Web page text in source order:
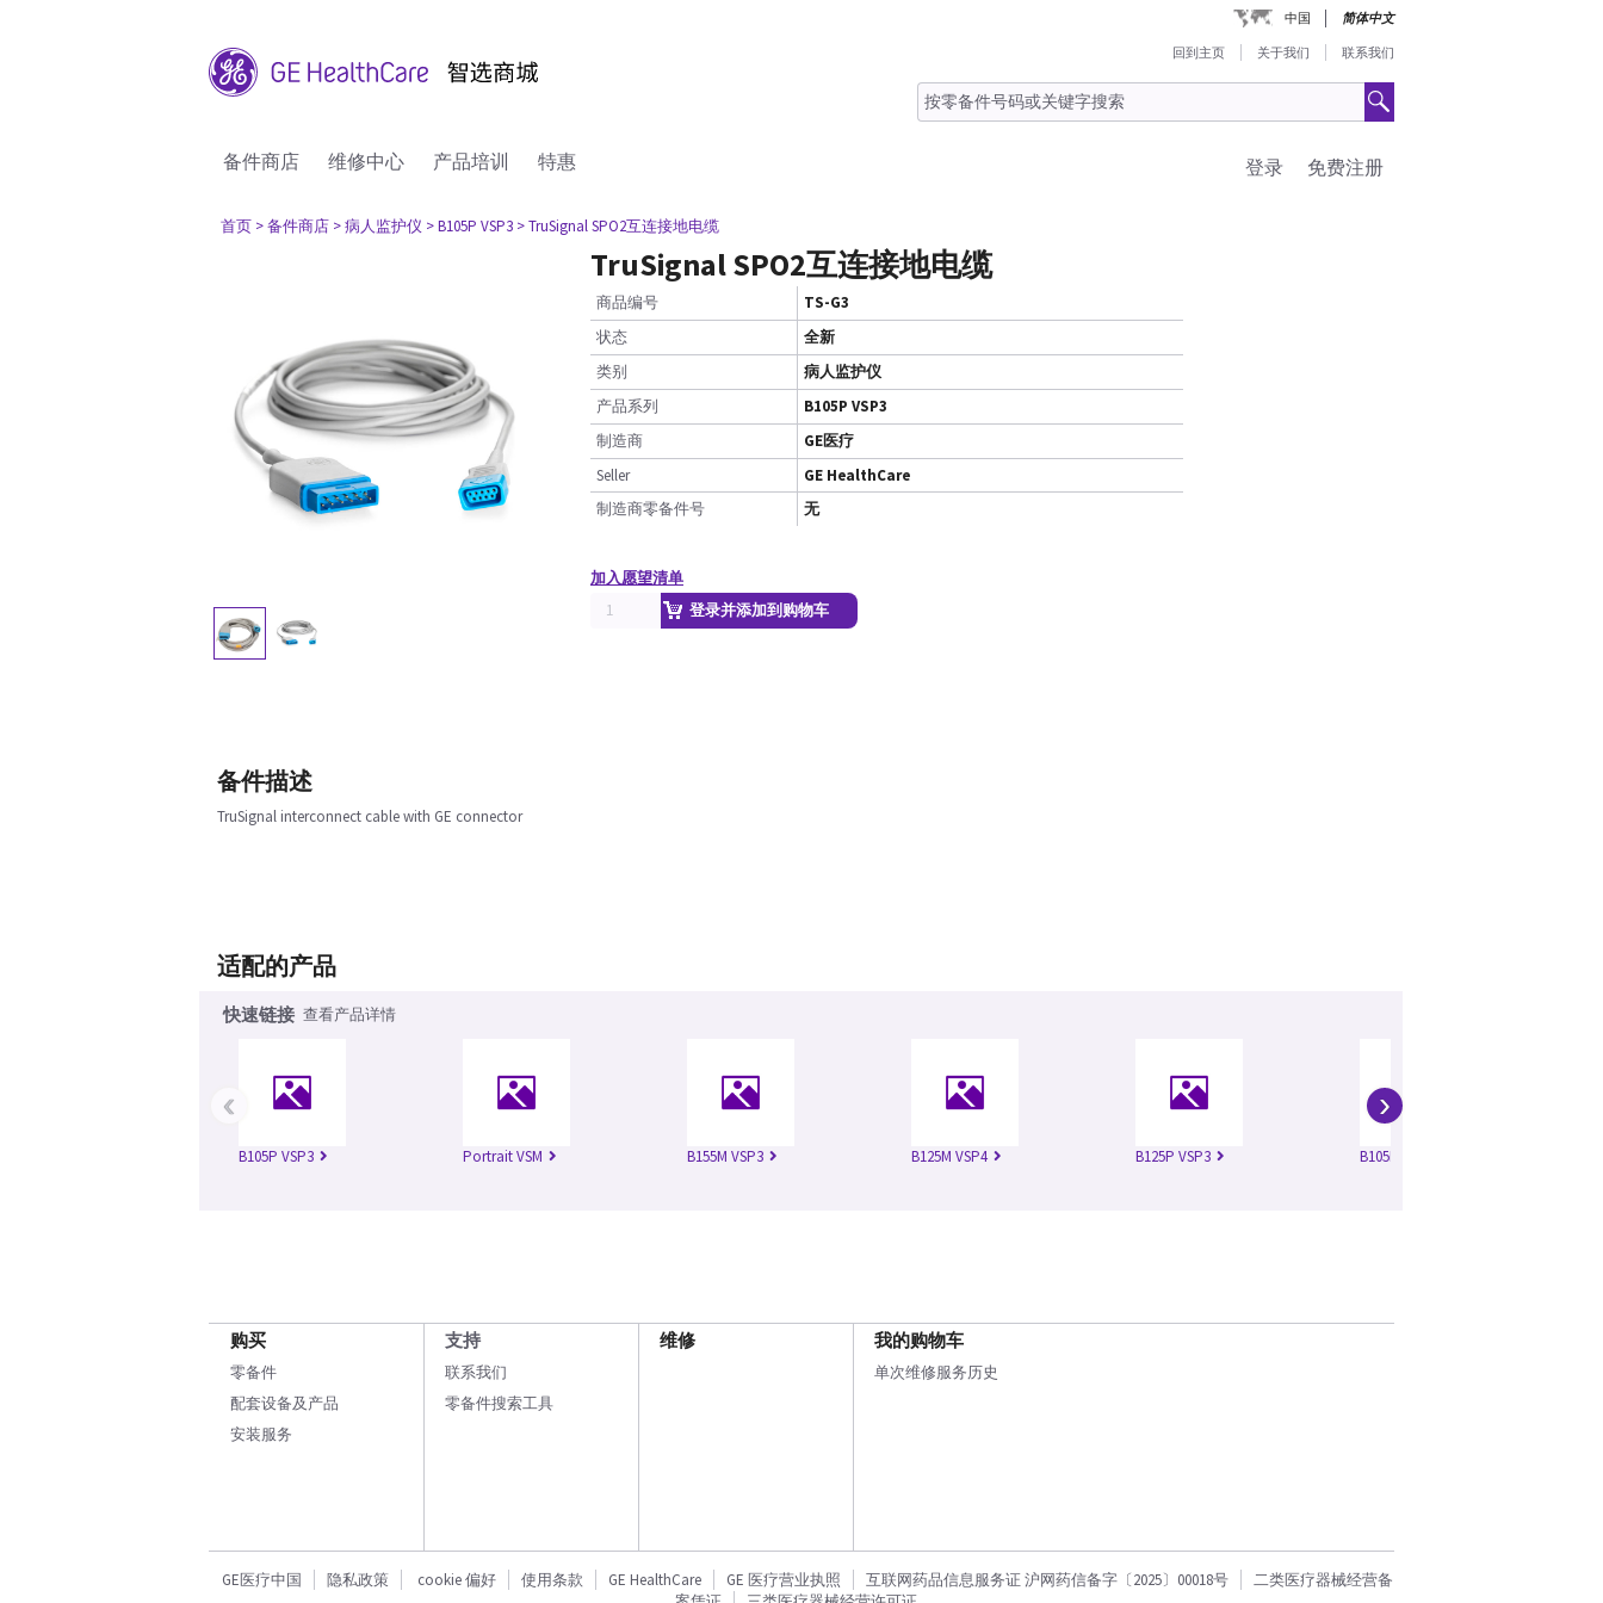
中国 简体中文
回到主页 关于我们 联系我们
备件商店 维修中心 产品培训 特惠 免费注册
登录
首页 > 备件商店 > 病人监护仪 > B105P VSP3 > TruSignal SPO2互连接地电缆
TruSignal SPO2互连接地电缆
商品编号
TS-G3
状态
全新
类别
病人监护仪
产品系列
B105P VSP3
制造商
GE医疗
Seller
GE HealthCare
制造商零备件号
无
加入愿望清单
登录并添加到购物车
备件描述
TruSignal interconnect cable with GE connector
适配的产品
快速链接 查看产品详情
B105P VSP3 Portrait VSM B155M VSP3 B125M VSP4 B125P VSP3 B105M VSP3
‹ ›
购买
零备件
配套设备及产品
安装服务
支持
联系我们
零备件搜索工具
维修 我的购物车
单次维修服务历史
GE医疗中国 隐私政策 cookie 偏好 使用条款 GE HealthCare GE 医疗营业执照 互联网药品信息服务证 沪网药信备字〔2025〕00018号
二类医疗器械经营备